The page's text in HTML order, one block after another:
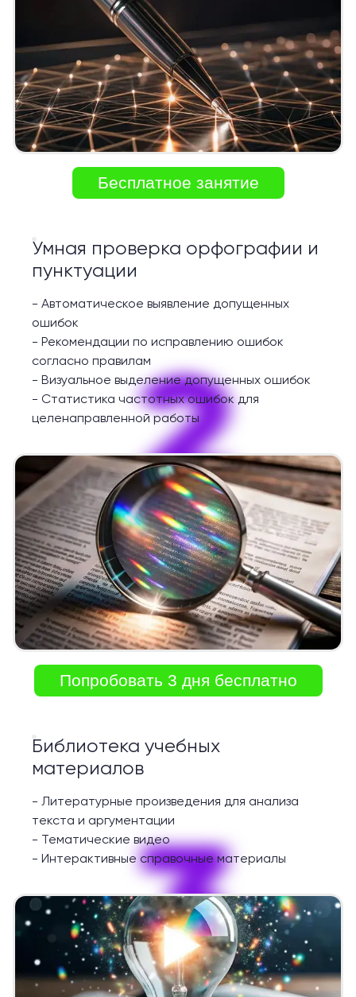
Бесплатное занятие
2
Умная проверка орфографии и
пунктуации
- Автоматическое выявление допущенных
ошибок
- Рекомендации по исправлению ошибок
согласно правилам
- Визуальное выделение допущенных ошибок
- Статистика частотных ошибок для
целенаправленной работы
Попробовать 3 дня бесплатно
3
Библиотека учебных
материалов
- Литературные произведения для анализа
текста и аргументации
- Тематические видео
- Интерактивные справочные материалы